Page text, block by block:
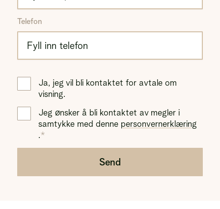
Telefon
Ja, jeg vil bli kontaktet for avtale om
visning.
Jeg ønsker å bli kontaktet av megler i
samtykke med denne personvernerklæring
.
Send